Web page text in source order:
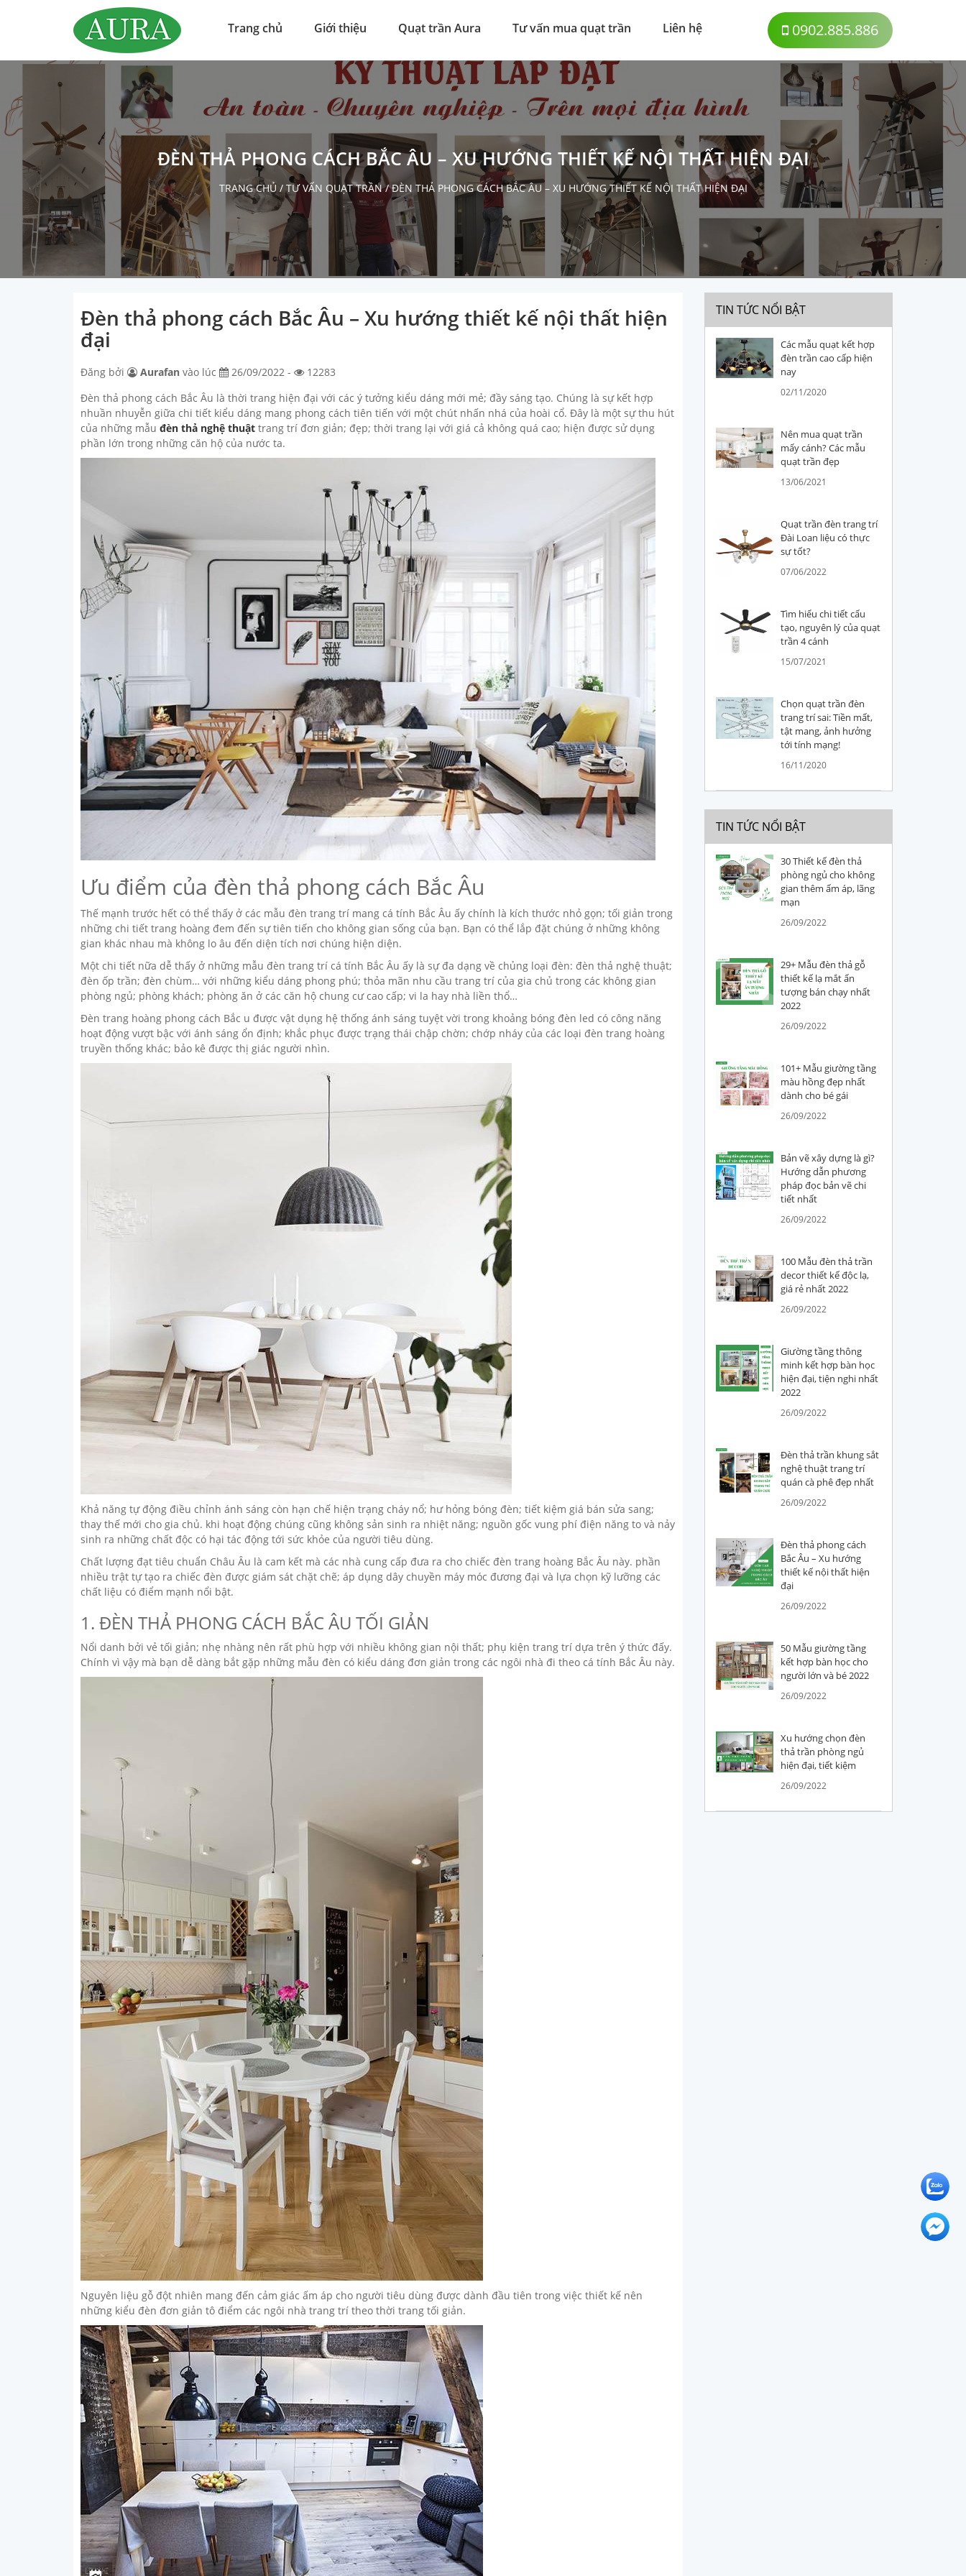
Trang chủ Giới thiệu Quạt trần Aura Tư vấn mua quạt trần Liên hệ 0902.885.886
ĐÈN THẢ PHONG CÁCH BẮC ÂU – XU HƯỚNG THIẾT KẾ NỘI THẤT HIỆN ĐẠI
TRANG CHỦ/TƯ VẤN QUẠT TRẦN/ĐÈN THẢ PHONG CÁCH BẮC ÂU – XU HƯỚNG THIẾT KẾ NỘI THẤT HIỆN ĐẠI
Đèn thả phong cách Bắc Âu – Xu hướng thiết kế nội thất hiện
đại
Đăng bởi Aurafan vào lúc 26/09/2022 -
12283
Đèn thả phong cách Bắc Âu là thời trang hiện đại với các ý tưởng kiểu dáng mới mẻ; đầy sáng tạo. Chúng là sự kết hợp
nhuần nhuyễn giữa chi tiết kiểu dáng mang phong cách tiên tiến với một chút nhấn nhá của hoài cổ. Đây là một sự thu hút
của những mẫu đèn thả nghệ thuật trang trí đơn giản; đẹp; thời trang lại với giá cả không quá cao; hiện được sử dụng
phần lớn trong những căn hộ của nước ta.
Ưu điểm của đèn thả phong cách Bắc Âu
Thế mạnh trước hết có thể thấy ở các mẫu đèn trang trí mang cá tính Bắc Âu ấy chính là kích thước nhỏ gọn; tối giản trong
những chi tiết trang hoàng đem đến sự tiên tiến cho không gian sống của bạn. Bạn có thể lắp đặt chúng ở những không
gian khác nhau mà không lo âu đến diện tích nơi chúng hiện diện.
Một chi tiết nữa dễ thấy ở những mẫu đèn trang trí cá tính Bắc Âu ấy là sự đa dạng về chủng loại đèn: đèn thả nghệ thuật;
đèn ốp trần; đèn chùm… với những kiểu dáng phong phú; thỏa mãn nhu cầu trang trí của gia chủ trong các không gian
phòng ngủ; phòng khách; phòng ăn ở các căn hộ chung cư cao cấp; vi la hay nhà liền thổ…
Đèn trang hoàng phong cách Bắc u được vật dụng hệ thống ánh sáng tuyệt vời trong khoảng bóng đèn led có công năng
hoạt động vượt bậc với ánh sáng ổn định; khắc phục được trạng thái chập chờn; chớp nháy của các loại đèn trang hoàng
truyền thống khác; bảo kê được thị giác người nhìn.
Khả năng tự động điều chỉnh ánh sáng còn hạn chế hiện trạng cháy nổ; hư hỏng bóng đèn; tiết kiệm giá bán sửa sang;
thay thế mới cho gia chủ. khi hoạt động chúng cũng không sản sinh ra nhiệt năng; nguồn gốc vung phí điện năng to và nảy
sinh ra những chất độc có hại tác động tới sức khỏe của người tiêu dùng.
Chất lượng đạt tiêu chuẩn Châu Âu là cam kết mà các nhà cung cấp đưa ra cho chiếc đèn trang hoàng Bắc Âu này. phần
nhiều trật tự tạo ra chiếc đèn được giám sát chặt chẽ; áp dụng dây chuyền máy móc đương đại và lựa chọn kỹ lưỡng các
chất liệu có điểm mạnh nổi bật.
1. ĐÈN THẢ PHONG CÁCH BẮC ÂU TỐI GIẢN
Nổi danh bởi vẻ tối giản; nhẹ nhàng nên rất phù hợp với nhiều không gian nội thất; phụ kiện trang trí dựa trên ý thức đấy.
Chính vì vậy mà bạn dễ dàng bắt gặp những mẫu đèn có kiểu dáng đơn giản trong các ngôi nhà đi theo cá tính Bắc Âu này.
Nguyên liệu gỗ đột nhiên mang đến cảm giác ấm áp cho người tiêu dùng được dành đầu tiên trong việc thiết kế nên
những kiểu đèn đơn giản tô điểm các ngôi nhà trang trí theo thời trang tối giản.
TIN TỨC NỔI BẬT
Các mẫu quạt kết hợp
đèn trần cao cấp hiện
nay
02/11/2020
Nên mua quạt trần
mấy cánh? Các mẫu
quạt trần đẹp
13/06/2021
Quạt trần đèn trang trí
Đài Loan liệu có thực
sự tốt?
07/06/2022
Tìm hiểu chi tiết cấu
tạo, nguyên lý của quạt
trần 4 cánh
15/07/2021
Chọn quạt trần đèn
trang trí sai: Tiền mất,
tật mang, ảnh hưởng
tới tính mạng!
16/11/2020
TIN TỨC NỔI BẬT
30 Thiết kế đèn thả
phòng ngủ cho không
gian thêm ấm áp, lãng
mạn
26/09/2022
29+ Mẫu đèn thả gỗ
thiết kế lạ mắt ấn
tượng bán chạy nhất
2022
26/09/2022
101+ Mẫu giường tầng
màu hồng đẹp nhất
dành cho bé gái
26/09/2022
Bản vẽ xây dựng là gì?
Hướng dẫn phương
pháp đọc bản vẽ chi
tiết nhất
26/09/2022
100 Mẫu đèn thả trần
decor thiết kế độc lạ,
giá rẻ nhất 2022
26/09/2022
Giường tầng thông
minh kết hợp bàn học
hiện đại, tiện nghi nhất
2022
26/09/2022
Đèn thả trần khung sắt
nghệ thuật trang trí
quán cà phê đẹp nhất
26/09/2022
Đèn thả phong cách
Bắc Âu – Xu hướng
thiết kế nội thất hiện
đại
26/09/2022
50 Mẫu giường tầng
kết hợp bàn học cho
người lớn và bé 2022
26/09/2022
Xu hướng chọn đèn
thả trần phòng ngủ
hiện đại, tiết kiệm
26/09/2022